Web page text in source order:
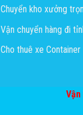
Chuyển kho xưởng
Vận chuyển hàng đi
Cho thuê xe Container